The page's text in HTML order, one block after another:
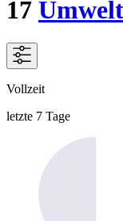
17 Umwelt
Vollzeit
letzte 7 Tage